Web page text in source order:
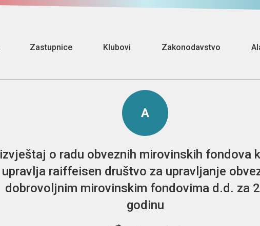
Zastupnice Klubovi Zakonodavstvo
A
izvještaj o radu obveznih mirovinskih fondova
upravlja raiffeisen društvo za upravljanje
dobrovoljnim mirovinskim fondovima d.d. za
godinu